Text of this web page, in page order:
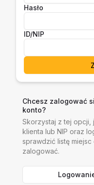
Hasło
ID/NIP
Chcesz zalogować
konto?
Skorzystaj z tej opcji,
klienta lub NIP oraz
sprawdzić listę
zalogować.